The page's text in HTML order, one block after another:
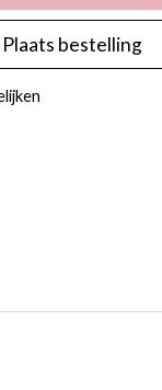
Plaats bestelling